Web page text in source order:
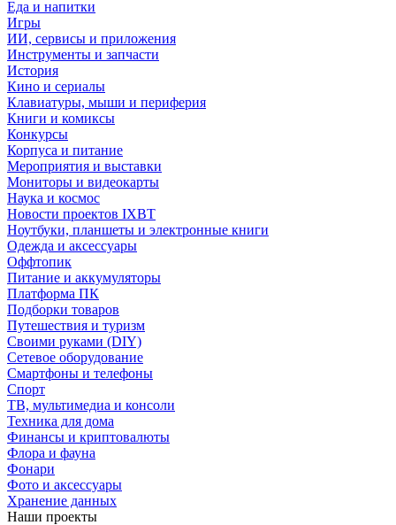
Еда и напитки
Игры
ИИ, сервисы и приложения
Инструменты и запчасти
История
Кино и сериалы
Клавиатуры, мыши и периферия
Книги и комиксы
Конкурсы
Корпуса и питание
Мероприятия и выставки
Мониторы и видеокарты
Наука и космос
Новости проектов IXBT
Ноутбуки, планшеты и электронные книги
Одежда и аксессуары
Оффтопик
Питание и аккумуляторы
Платформа ПК
Подборки товаров
Путешествия и туризм
Своими руками (DIY)
Сетевое оборудование
Смартфоны и телефоны
Спорт
ТВ, мультимедиа и консоли
Техника для дома
Финансы и криптовалюты
Флора и фауна
Фонари
Фото и аксессуары
Хранение данных
Наши проекты